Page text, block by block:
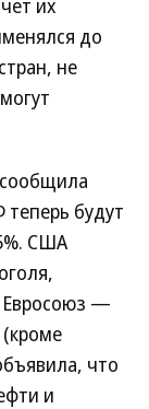
их
до
не
теперь будут
США
Евросоюз —
что
и